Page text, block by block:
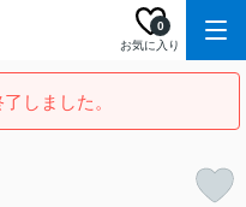
お気に入り
0
しました。